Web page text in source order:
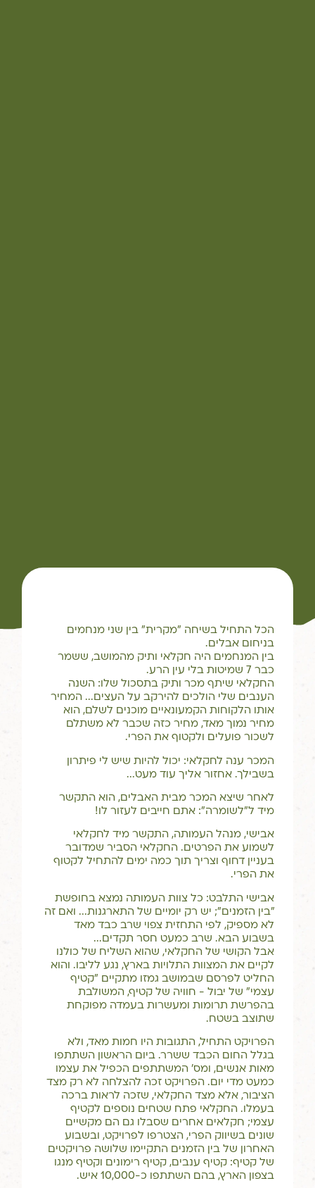
הכל התחיל בשיחה "מקרית" בין שני מנחמים
בניחום אבלים.
בין המנחמים היה חקלאי ותיק מהמושב, ששמר
כבר 7 שמיטות בלי עין הרע.
החקלאי שיתף מכר ותיק בתסכול שלו: השנה
הענבים שלי הולכים להירקב על העצים... המחיר
אותו הלקוחות הקמעונאיים מוכנים לשלם, הוא
מחיר נמוך מאד, מחיר כזה שכבר לא משתלם
לשכור פועלים ולקטוף את הפרי.
המכר ענה לחקלאי: יכול להיות שיש לי פיתרון
בשבילך. אחזור אליך עוד מעט...
לאחר שיצא המכר מבית האבלים, הוא התקשר
מיד ל"לשומרה": אתם חייבים לעזור לו!
אבישי, מנהל העמותה, התקשר מיד לחקלאי
לשמוע את הפרטים. החקלאי הסביר שמדובר
בעניין דחוף וצריך תוך כמה ימים להתחיל לקטוף
את הפרי.
אבישי התלבט: כל צוות העמותה נמצא בחופשת
"בין הזמנים"; יש רק יומיים של התארגנות... ואם זה
לא מספיק, לפי התחזית צפוי שרב כבד מאד
בשבוע הבא. שרב כמעט חסר תקדים...
אבל הקושי של החקלאי, שהוא השליח של כולנו
לקיים את המצוות התלויות בארץ, נגע לליבו. והוא
החליט לפרסם שבמושב גמזו מתקיים "קטיף
עצמי" של יבול - חוויה של קטיף, המשולבת
בהפרשת תרומות ומעשרות בעמדה מפוקחת
שתוצב בשטח.
הפרויקט התחיל, התגובות היו חמות מאד, ולא
בגלל החום הכבד ששרר. ביום הראשון השתתפו
מאות אנשים, ומס' המשתתפים הכפיל את עצמו
כמעט מדי יום. הפרויקט זכה להצלחה לא רק מצד
הציבור, אלא מצד החקלאי, שזכה לראות ברכה
בעמלו. החקלאי פתח שטחים נוספים לקטיף
עצמי; חקלאים אחרים שסבלו גם הם מקשיים
שונים בשיווק הפרי, הצטרפו לפרויקט, ובשבוע
האחרון של בין הזמנים התקיימו שלושה פרויקטים
של קטיף: קטיף ענבים, קטיף רימונים וקטיף מנגו
בצפון הארץ, בהם השתתפו כ-10,000 איש.